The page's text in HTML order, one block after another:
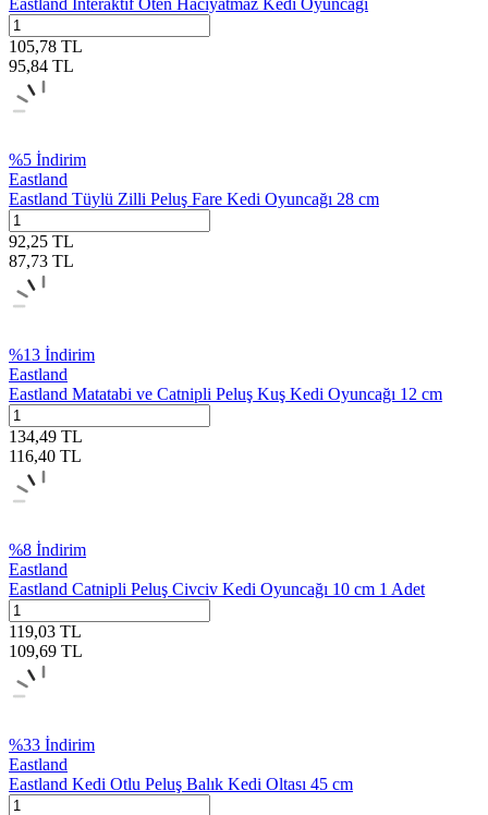
105,78 TL
95,84 TL
%5 İndirim
Eastland
Eastland Tüylü Zilli Peluş Fare Kedi Oyuncağı 28 cm
92,25 TL
87,73 TL
%13 İndirim
Eastland
Eastland Matatabi ve Catnipli Peluş Kuş Kedi Oyuncağı 12 cm
134,49 TL
116,40 TL
%8 İndirim
Eastland
Eastland Catnipli Peluş Civciv Kedi Oyuncağı 10 cm 1 Adet
119,03 TL
109,69 TL
%33 İndirim
Eastland
Eastland Kedi Otlu Peluş Balık Kedi Oltası 45 cm